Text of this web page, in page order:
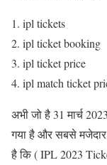
ipl tickets
ipl ticket booking
ipl ticket price
ipl match ticket
अभी जो है 31 मार्च
गया है और सबसे मजेदार
है कि ( IPL 2023